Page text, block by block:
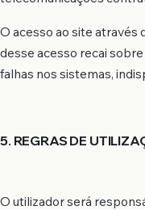
O acesso ao site através
desse acesso recai
falhas nos sistemas,
5. REGRAS DE
O utilizador será